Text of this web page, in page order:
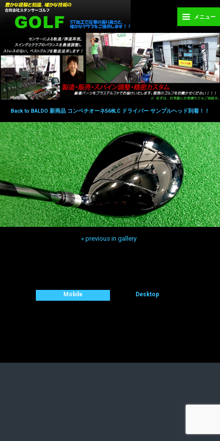
メニュー
Back to BALDO 新商品 コンペチオーネ568LC ドライバー サンプルヘッド到着！！
« previous in gallery
Mobile Desktop